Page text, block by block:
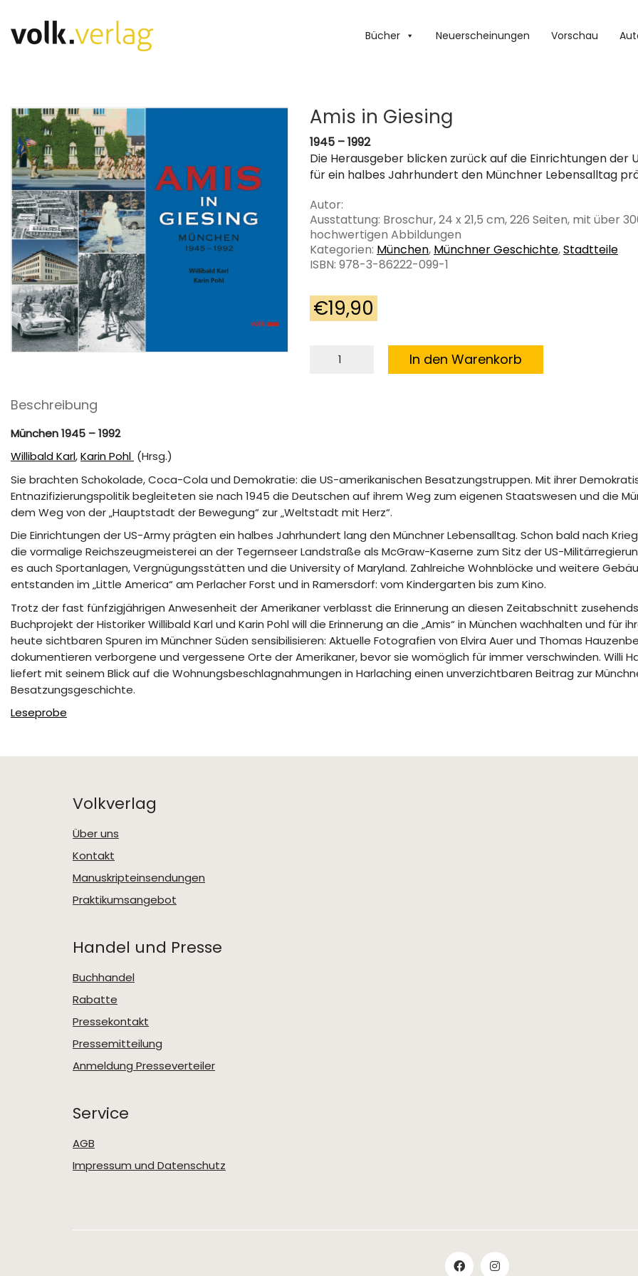
Bücher Neuerscheinungen Vorschau
Amis in Giesing
1945 – 1992
Die Herausgeber blicken zurück auf die Einrichtungen der
für ein halbes Jahrhundert den Münchner Lebensalltag
Autor:
Ausstattung: Broschur, 24 x 21,5 cm, 226 Seiten, mit über
hochwertigen Abbildungen
Kategorien: München, Münchner Geschichte,Stadtteile
ISBN: 978-3-86222-099-1
€19,90
In den Warenkorb
Beschreibung
München 1945 – 1992
Willibald Karl,Karin Pohl (Hrsg.)
Sie brachten Schokolade, Coca-Cola und Demokratie: die US-amerikanischen Besatzungstruppen. Mit ihrer
Entnazifizierungspolitik begleiteten sie nach 1945 die Deutschen auf ihrem Weg zum eigenen Staatswesen und die
dem Weg von der „Hauptstadt der Bewegung“ zur „Weltstadt mit Herz“.
Die Einrichtungen der US-Army prägten ein halbes Jahrhundert lang den Münchner Lebensalltag. Schon bald nach
die vormalige Reichszeugmeisterei an der Tegernseer Landstraße als McGraw-Kaserne zum Sitz der US-
es auch Sportanlagen, Vergnügungsstätten und die University of Maryland. Zahlreiche Wohnblöcke und weitere
entstanden im „Little America“ am Perlacher Forst und in Ramersdorf: vom Kindergarten bis zum Kino.
Trotz der fast fünfzigjährigen Anwesenheit der Amerikaner verblasst die Erinnerung an diesen Zeitabschnitt
Buchprojekt der Historiker Willibald Karl und Karin Pohl will die Erinnerung an die „Amis“ in München wachhalten und für
heute sichtbaren Spuren im Münchner Süden sensibilisieren: Aktuelle Fotografien von Elvira Auer und Thomas
dokumentieren verborgene und vergessene Orte der Amerikaner, bevor sie womöglich für immer verschwinden. Willi
liefert mit seinem Blick auf die Wohnungsbeschlagnahmungen in Harlaching einen unverzichtbaren Beitrag zur
Besatzungsgeschichte.
Leseprobe
Volkverlag
Über uns
Kontakt
Manuskripteinsendungen
Praktikumsangebot
Handel und Presse
Buchhandel
Rabatte
Pressekontakt
Pressemitteilung
Anmeldung Presseverteiler
Service
AGB
Impressum und Datenschutz